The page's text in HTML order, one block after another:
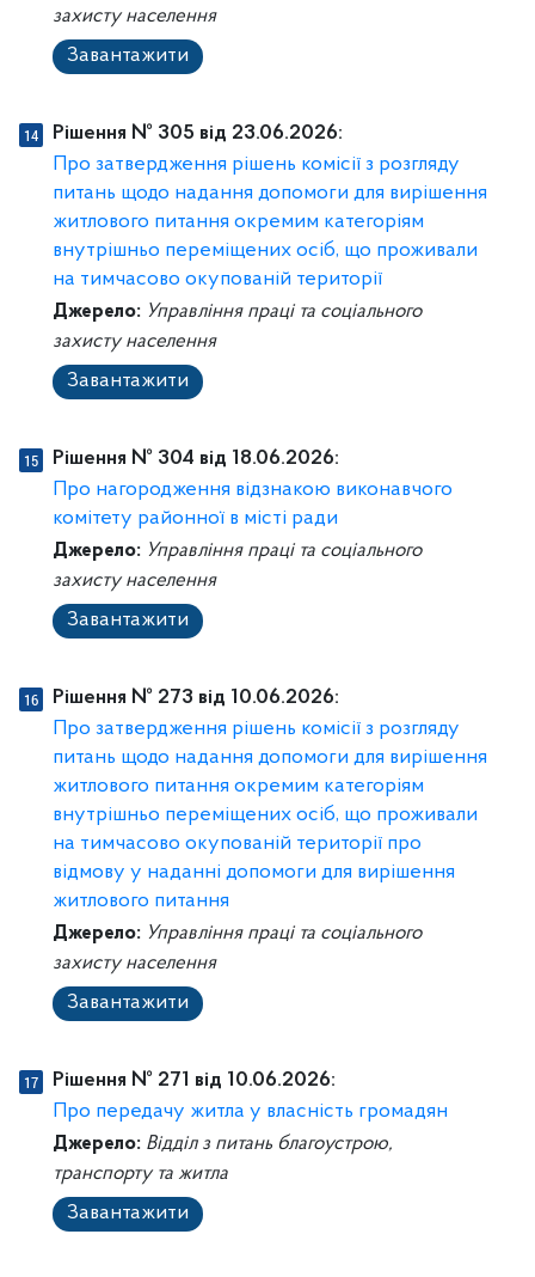
захисту населення
Завантажити
Рішення № 305 від 23.06.2026:
Про затвердження рішень комісії з розгляду
питань щодо надання допомоги для вирішення
житлового питання окремим категоріям
внутрішньо переміщених осіб, що проживали
на тимчасово окупованій території
Джерело: Управління праці та соціального
захисту населення
Завантажити
Рішення № 304 від 18.06.2026:
Про нагородження відзнакою виконавчого
комітету районної в місті ради
Джерело: Управління праці та соціального
захисту населення
Завантажити
Рішення № 273 від 10.06.2026:
Про затвердження рішень комісії з розгляду
питань щодо надання допомоги для вирішення
житлового питання окремим категоріям
внутрішньо переміщених осіб, що проживали
на тимчасово окупованій території про
відмову у наданні допомоги для вирішення
житлового питання
Джерело: Управління праці та соціального
захисту населення
Завантажити
Рішення № 271 від 10.06.2026:
Про передачу житла у власність громадян
Джерело: Відділ з питань благоустрою,
транспорту та житла
Завантажити